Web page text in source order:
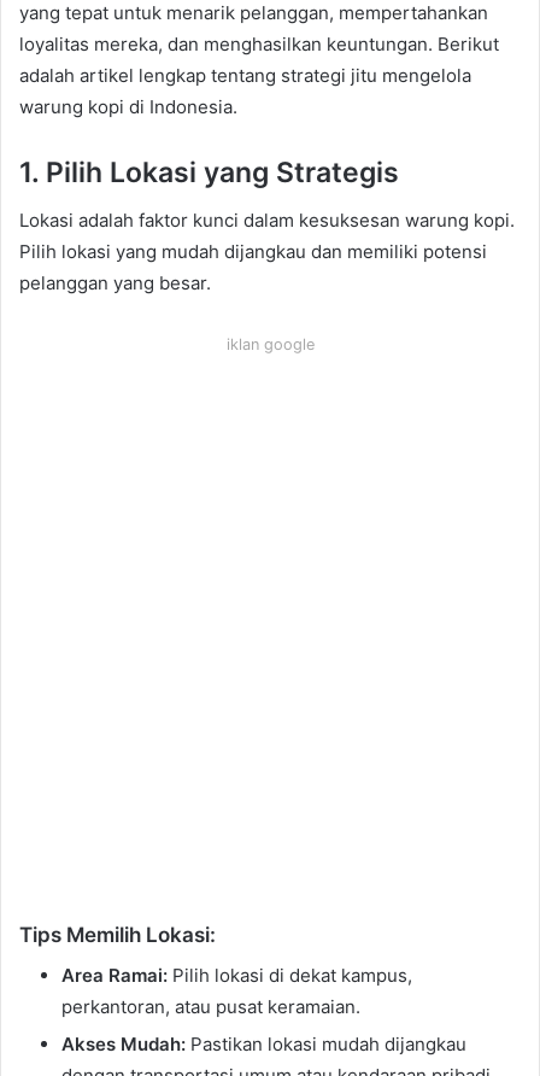
yang tepat untuk menarik pelanggan, mempertahankan
loyalitas mereka, dan menghasilkan keuntungan. Berikut
adalah artikel lengkap tentang strategi jitu mengelola
warung kopi di Indonesia.
1. Pilih Lokasi yang Strategis
Lokasi adalah faktor kunci dalam kesuksesan warung kopi.
Pilih lokasi yang mudah dijangkau dan memiliki potensi
pelanggan yang besar.
iklan google
Tips Memilih Lokasi:
Area Ramai: Pilih lokasi di dekat kampus,
perkantoran, atau pusat keramaian.
Akses Mudah: Pastikan lokasi mudah dijangkau